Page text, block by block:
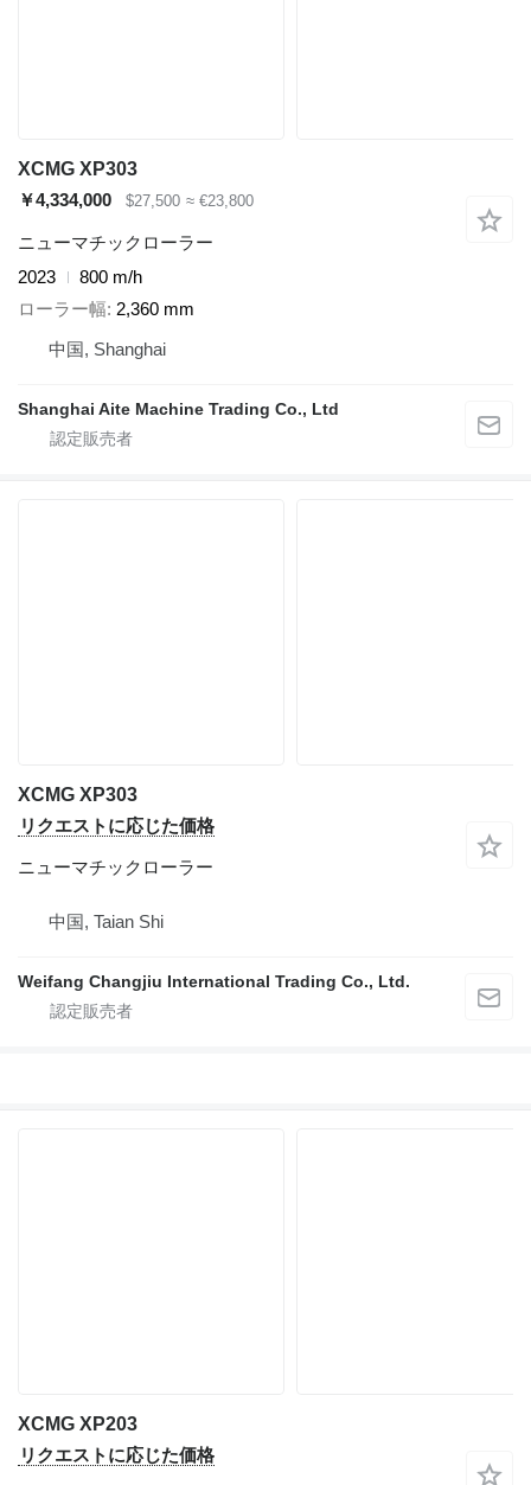
XCMG XP303
￥4,334,000
$27,500 ≈ €23,800
ニューマチックローラー
2023
800 m/h
ローラー幅 2,360 mm
中国, Shanghai
Shanghai Aite Machine Trading Co., Ltd
XCMG XP303
リクエストに応じた価格
ニューマチックローラー
中国, Taian Shi
Weifang Changjiu International Trading Co., Ltd.
XCMG XP203
リクエストに応じた価格